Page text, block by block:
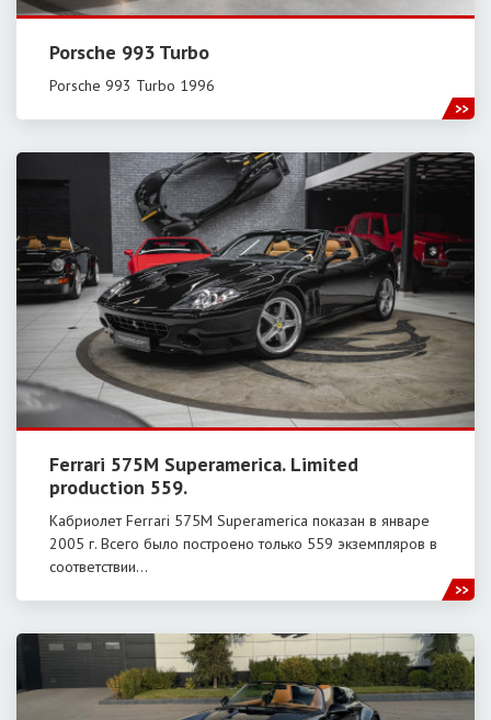
Porsche 993 Turbo
Porsche 993 Turbo 1996
Ferrari 575M Superamerica. Limited
production 559.
Кабриолет Ferrari 575M Superamerica показан в январе
2005 г. Всего было построено только 559 экземпляров в
соответствии…